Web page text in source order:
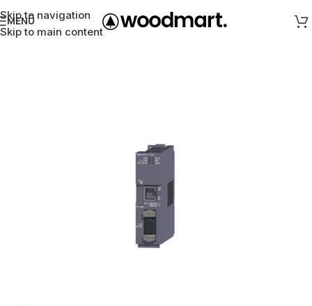
Skip to navigation
Skip to main content
MENÜ